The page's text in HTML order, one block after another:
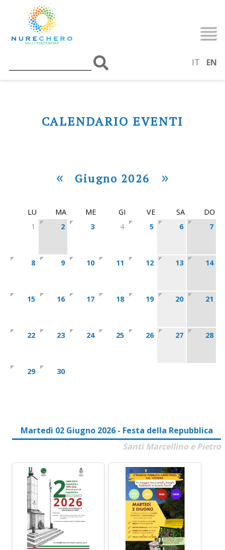
IT EN
CALENDARIO EVENTI
« Giugno 2026 »
LU MA ME GI VE SA
DO
1
2 3 4 5 6 7
8 9 10 11 12 13 14
15 16 17 18 19 20 21
22 23 24 25 26 27 28
29 30
Martedì 02 Giugno 2026 - Festa della Repubblica
Santi Marcellino e Pietro